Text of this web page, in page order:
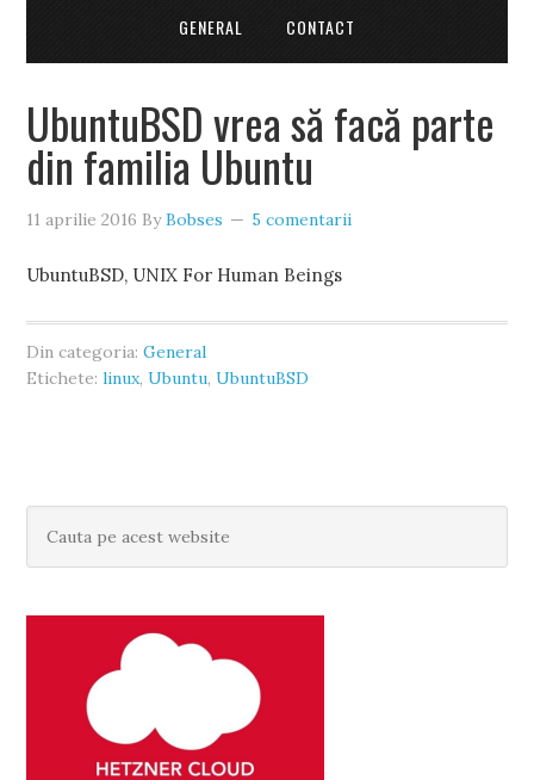
GENERAL CONTACT
UbuntuBSD vrea să facă parte
din familia Ubuntu
11 aprilie 2016 ByBobses 5 comentarii
UbuntuBSD, UNIX For Human Beings
Din categoria:General
Etichete:linux,Ubuntu,UbuntuBSD